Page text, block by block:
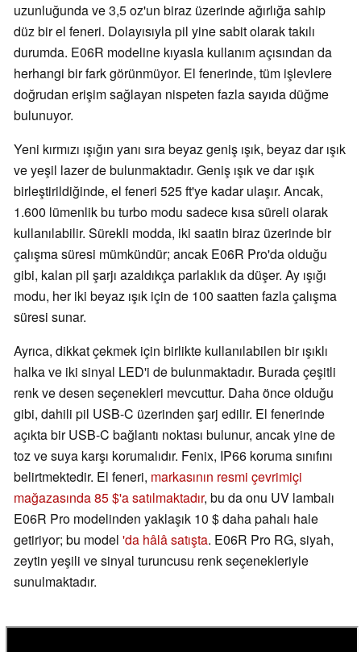
uzunluğunda ve 3,5 oz'un biraz üzerinde ağırlığa sahip
düz bir el feneri. Dolayısıyla pil yine sabit olarak takılı
durumda. E06R modeline kıyasla kullanım açısından da
herhangi bir fark görünmüyor. El fenerinde, tüm işlevlere
doğrudan erişim sağlayan nispeten fazla sayıda düğme
bulunuyor.
Yeni kırmızı ışığın yanı sıra beyaz geniş ışık, beyaz dar ışık
ve yeşil lazer de bulunmaktadır. Geniş ışık ve dar ışık
birleştirildiğinde, el feneri 525 ft'ye kadar ulaşır. Ancak,
1.600 lümenlik bu turbo modu sadece kısa süreli olarak
kullanılabilir. Sürekli modda, iki saatin biraz üzerinde bir
çalışma süresi mümkündür; ancak E06R Pro'da olduğu
gibi, kalan pil şarjı azaldıkça parlaklık da düşer. Ay ışığı
modu, her iki beyaz ışık için de 100 saatten fazla çalışma
süresi sunar.
Ayrıca, dikkat çekmek için birlikte kullanılabilen bir ışıklı
halka ve iki sinyal LED'i de bulunmaktadır. Burada çeşitli
renk ve desen seçenekleri mevcuttur. Daha önce olduğu
gibi, dahili pil USB-C üzerinden şarj edilir. El fenerinde
açıkta bir USB-C bağlantı noktası bulunur, ancak yine de
toz ve suya karşı korumalıdır. Fenix, IP66 koruma sınıfını
belirtmektedir. El feneri, markasının resmi çevrimiçi
mağazasında 85 $'a satılmaktadır, bu da onu UV lambalı
E06R Pro modelinden yaklaşık 10 $ daha pahalı hale
getiriyor; bu model 'da hâlâ satışta. E06R Pro RG, siyah,
zeytin yeşili ve sinyal turuncusu renk seçenekleriyle
sunulmaktadır.